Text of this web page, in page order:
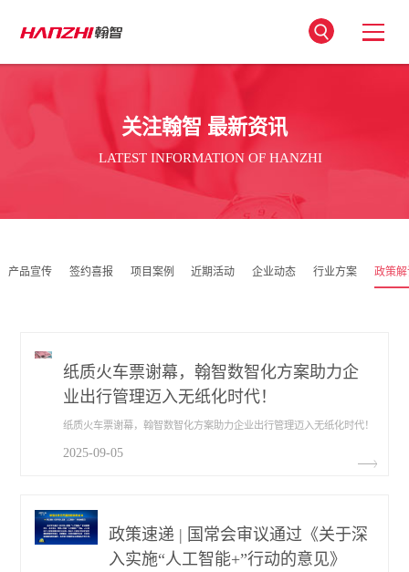
关注翰智 最新资讯
LATEST INFORMATION OF HANZHI
产品宣传 签约喜报 项目案例 近期活动 企业动态 行业方案 政策解
纸质火车票谢幕，翰智数智化方案助力企
业出行管理迈入无纸化时代！
纸质火车票谢幕，翰智数智化方案助力企业出行管理迈入无纸化时代！
2025-09-05
政策速递 | 国常会审议通过《关于深
入实施“人工智能+”行动的意见》